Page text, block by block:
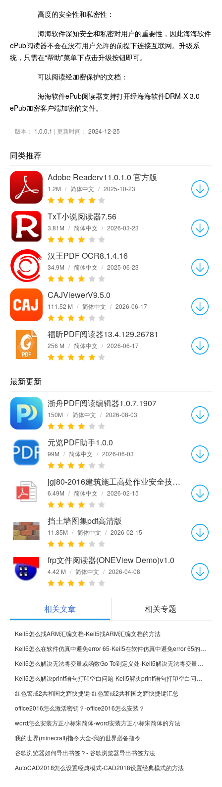
高度的安全性和私密性：
海海软件深知安全和私密对用户的重要性，因此海海软件
ePub阅读器不会在没有用户允许的前提下连接互联网。升级系
统，只需在“帮助”菜单下点击升级按钮即可。
可以阅读经加密保护的文档：
海海软件ePub阅读器支持打开经海海软件DRM-X 3.0
ePub加密客户端加密的文件。
版本： 1.0.0.1 | 更新时间： 2024-12-25
同类推荐
Adobe Readerv11.0.1.0 官方版
1.2M / 简体中文 / 2025-10-23
TxT小说阅读器7.56
3.81M / 简体中文 / 2026-03-23
汉王PDF OCR8.1.4.16
34.9M / 简体中文 / 2025-06-23
CAJViewerV9.5.0
111.52 M / 简体中文 / 2026-06-17
福昕PDF阅读器13.4.129.26781
256 M / 简体中文 / 2026-06-17
最新更新
浙舟PDF阅读编辑器1.0.7.1907
150M / 简体中文 / 2026-08-03
元览PDF助手1.0.0
99M / 简体中文 / 2026-06-03
jgj80-2016建筑施工高处作业安全技术规范PDF电子版
6.49M / 简体中文 / 2026-02-15
挡土墙图集pdf高清版
11.85M / 简体中文 / 2026-02-15
frp文件阅读器(ONEView Demo)v1.0
4.42 M / 简体中文 / 2026-04-08
相关文章 相关专题
Keil5怎么找ARM汇编文档-Keil5找ARM汇编文档的方法
Keil5怎么在软件仿真中避免error 65-Keil5在软件仿真中避免error 65的方法
Keil5怎么解决无法将变量或函数Go To到定义处-Keil5解决无法将变量或函数Go To到定义处的方法
Keil5怎么解决printf语句打印空白问题-Keil5解决printf语句打印空白问题的方法
红色警戒2共和国之辉快捷键-红色警戒2共和国之辉快捷键汇总
office2016怎么激活密钥？-office2016怎么安装？
word怎么安装方正小标宋简体-word安装方正小标宋简体的方法
我的世界(minecraft)指令大全-我的世界必备指令
谷歌浏览器如何导出书签？- 谷歌浏览器导出书签方法
AutoCAD2018怎么设置经典模式-CAD2018设置经典模式的方法